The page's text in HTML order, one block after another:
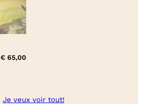
€ 65,00
Je veux voir tout!